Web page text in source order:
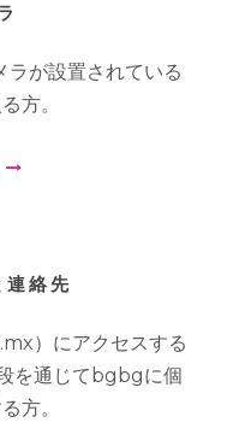
が設置されている
方。
連絡先
）にアクセスする
を通じてbgbgに個
方。